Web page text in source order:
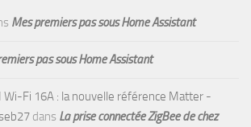
Mes premiers pas sous Home Assistant
pas sous Home Assistant
Wi-Fi 16A : la nouvelle référence Matter -
dans La prise connectée ZigBee de chez